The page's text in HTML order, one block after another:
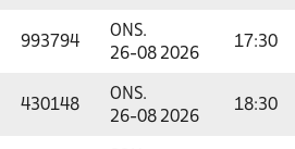
993794
ONS.
26-08 2026
17:30
430148
ONS.
26-08 2026
18:30